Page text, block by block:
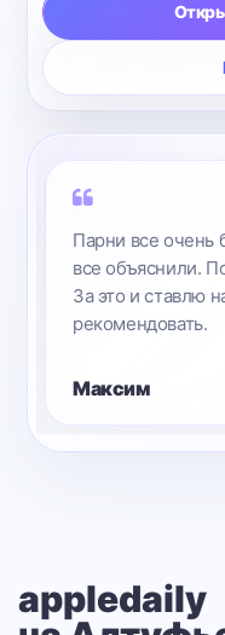
Парни все очень
все объяснили.
За это и ставлю
рекомендовать.
Максим
appledaily